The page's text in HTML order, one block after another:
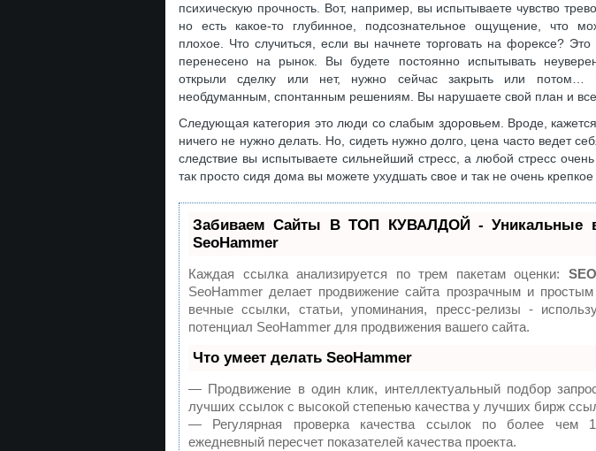
психическую прочность. Вот, например, вы испытываете чувство
но есть какое-то глубинное, подсознательное ощущение, что
плохое. Что случиться, если вы начнете торговать на форексе? Это
перенесено на рынок. Вы будете постоянно испытывать
открыли сделку или нет, нужно сейчас закрыть или потом…
необдуманным, спонтанным решениям. Вы нарушаете свой план и все
Следующая категория это люди со слабым здоровьем. Вроде,
ничего не нужно делать. Но, сидеть нужно долго, цена часто ведет
следствие вы испытываете сильнейший стресс, а любой стресс
так просто сидя дома вы можете ухудшать свое и так не очень крепкое
Забиваем Сайты В ТОП КУВАЛДОЙ - Уникальные
SeoHammer
Каждая ссылка анализируется по трем пакетам оценки:
SeoHammer делает продвижение сайта прозрачным и
вечные ссылки, статьи, упоминания, пресс-релизы -
потенциал SeoHammer для продвижения вашего сайта.
Что умеет делать SeoHammer
— Продвижение в один клик, интеллектуальный подбор
лучших ссылок с высокой степенью качества у лучших бирж
— Регулярная проверка качества ссылок по более чем
ежедневный пересчет показателей качества проекта.